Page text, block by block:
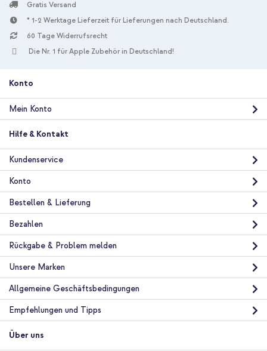
Gratis Versand
* 1-2 Werktage Lieferzeit für Lieferungen nach Deutschland.
60 Tage Widerrufsrecht
Die Nr. 1 für Apple Zubehör in Deutschland!
Konto
Mein Konto
Hilfe & Kontakt
Kundenservice
Konto
Bestellen & Lieferung
Bezahlen
Rückgabe & Problem melden
Unsere Marken
Allgemeine Geschäftsbedingungen
Empfehlungen und Tipps
Über uns